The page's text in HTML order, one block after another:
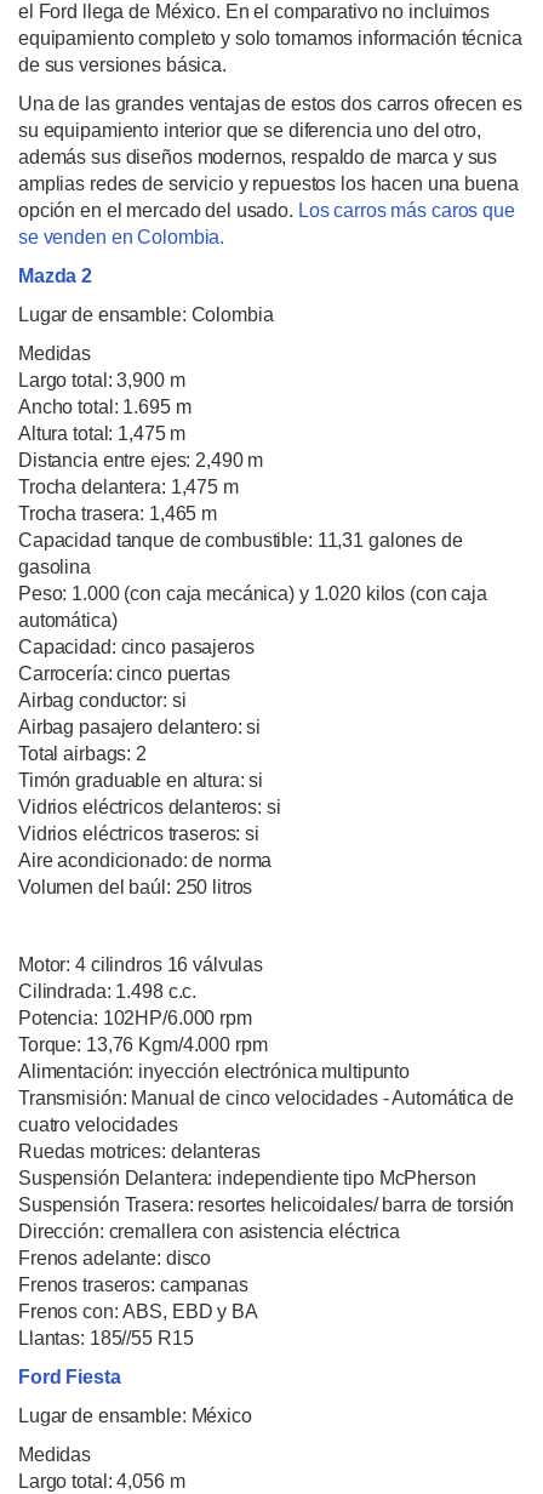
el Ford llega de México. En el comparativo no incluimos
equipamiento completo y solo tomamos información técnica
de sus versiones básica.
Una de las grandes ventajas de estos dos carros ofrecen es
su equipamiento interior que se diferencia uno del otro,
además sus diseños modernos, respaldo de marca y sus
amplias redes de servicio y repuestos los hacen una buena
opción en el mercado del usado. Los carros más caros que
se venden en Colombia.
Mazda 2
Lugar de ensamble: Colombia
Medidas
Largo total: 3,900 m
Ancho total: 1.695 m
Altura total: 1,475 m
Distancia entre ejes: 2,490 m
Trocha delantera: 1,475 m
Trocha trasera: 1,465 m
Capacidad tanque de combustible: 11,31 galones de
gasolina
Peso: 1.000 (con caja mecánica) y 1.020 kilos (con caja
automática)
Capacidad: cinco pasajeros
Carrocería: cinco puertas
Airbag conductor: si
Airbag pasajero delantero: si
Total airbags: 2
Timón graduable en altura: si
Vidrios eléctricos delanteros: si
Vidrios eléctricos traseros: si
Aire acondicionado: de norma
Volumen del baúl: 250 litros
Motor: 4 cilindros 16 válvulas
Cilindrada: 1.498 c.c.
Potencia: 102HP/6.000 rpm
Torque: 13,76 Kgm/4.000 rpm
Alimentación: inyección electrónica multipunto
Transmisión: Manual de cinco velocidades - Automática de
cuatro velocidades
Ruedas motrices: delanteras
Suspensión Delantera: independiente tipo McPherson
Suspensión Trasera: resortes helicoidales/ barra de torsión
Dirección: cremallera con asistencia eléctrica
Frenos adelante: disco
Frenos traseros: campanas
Frenos con: ABS, EBD y BA
Llantas: 185//55 R15
Ford Fiesta
Lugar de ensamble: México
Medidas
Largo total: 4,056 m